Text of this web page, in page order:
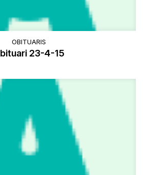
OBITUARIS
23-4-15